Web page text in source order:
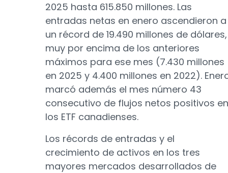
2025 hasta 615.850 millones. Las
entradas netas en enero ascendieron a
un récord de 19.490 millones de dólares,
muy por encima de los anteriores
máximos para ese mes (7.430 millones
en 2025 y 4.400 millones en 2022).
marcó además el mes número 43
consecutivo de flujos netos positivos en
los ETF canadienses.
Los récords de entradas y el
crecimiento de activos en los tres
mayores mercados desarrollados de